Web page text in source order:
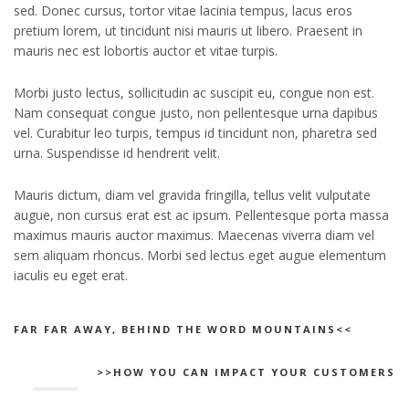
sed. Donec cursus, tortor vitae lacinia tempus, lacus eros
pretium lorem, ut tincidunt nisi mauris ut libero. Praesent in
mauris nec est lobortis auctor et vitae turpis.
Morbi justo lectus, sollicitudin ac suscipit eu, congue non est.
Nam consequat congue justo, non pellentesque urna dapibus
vel. Curabitur leo turpis, tempus id tincidunt non, pharetra sed
urna. Suspendisse id hendrerit velit.
Mauris dictum, diam vel gravida fringilla, tellus velit vulputate
augue, non cursus erat est ac ipsum. Pellentesque porta massa
maximus mauris auctor maximus. Maecenas viverra diam vel
sem aliquam rhoncus. Morbi sed lectus eget augue elementum
iaculis eu eget erat.
FAR FAR AWAY, BEHIND THE WORD MOUNTAINS<<
>>HOW YOU CAN IMPACT YOUR CUSTOMERS